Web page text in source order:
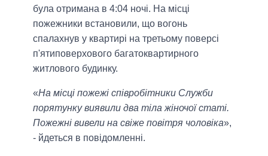
була отримана в 4:04 ночі. На місці
пожежники встановили, що вогонь
спалахнув у квартирі на третьому поверсі
п'ятиповерхового багатоквартирного
житлового будинку.
«На місці пожежі співробітники Служби
порятунку виявили два тіла жіночої статі.
Пожежні вивели на свіже повітря чоловіка»,
- йдеться в повідомленні.